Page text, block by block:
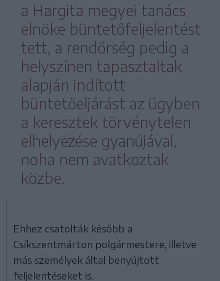
a Hargita megyei tanács
elnöke büntetőfeljelentést
tett, a rendőrség pedig a
helyszínen tapasztaltak
alapján indított
büntetőeljárást az ügyben
a keresztek törvénytelen
elhelyezése gyanújával,
noha nem avatkoztak
közbe.
Ehhez csatolták később a
Csíkszentmárton polgármestere, illetve
más személyek által benyújtott
feljelentéseket is.